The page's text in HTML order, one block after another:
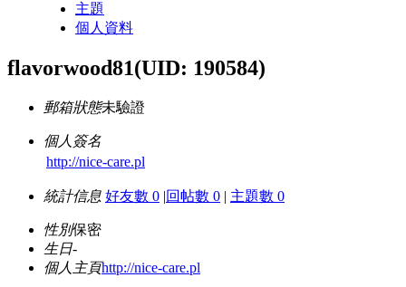
主題
個人資料
flavorwood81(UID: 190584)
郵箱狀態未驗證
個人簽名
http://nice-care.pl
統計信息 好友數 0 |回帖數 0 | 主題數 0
性別保密
生日-
個人主頁http://nice-care.pl